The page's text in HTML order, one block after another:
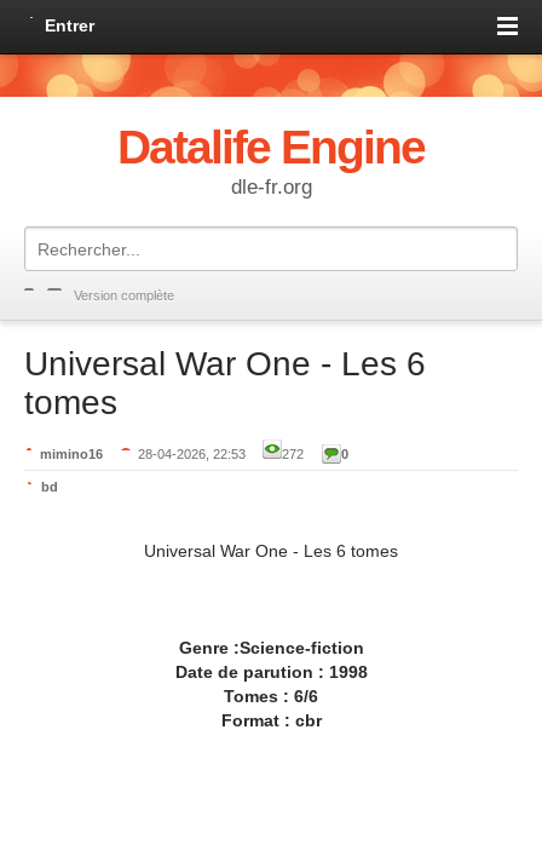
Entrer
Datalife Engine
dle-fr.org
Version complète
Universal War One - Les 6
tomes
mimino16 28-04-2026, 22:53 272 0
bd
Universal War One - Les 6 tomes
Genre :Science-fiction
Date de parution : 1998
Tomes : 6/6
Format : cbr